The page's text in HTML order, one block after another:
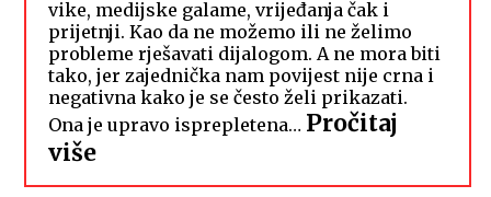
vike, medijske galame, vrijeđanja čak i
prijetnji. Kao da ne možemo ili ne želimo
probleme rješavati dijalogom. A ne mora biti
tako, jer zajednička nam povijest nije crna i
negativna kako je se često želi prikazati.
Ona je upravo isprepletena… Pročitaj
više:
Hrvati